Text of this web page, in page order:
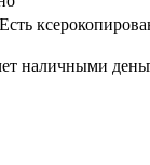
наличными